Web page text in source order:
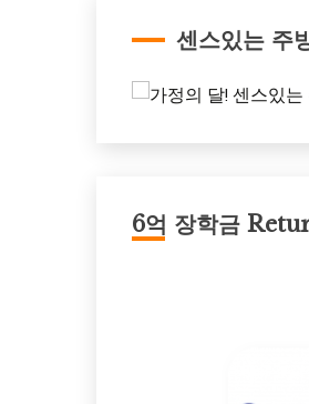
센스있는 주
6억 장학금